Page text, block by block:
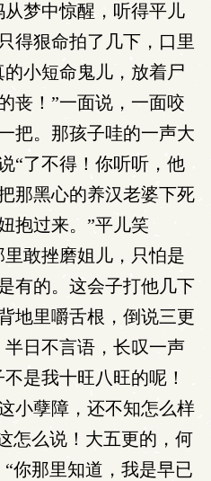
梦中惊醒，听得平儿
得狠命拍了几下，口里
小短命鬼儿，放着尸
丧！”一面说，一面咬
把。那孩子哇的一声大
“了不得！你听听，他
那黑心的养汉老婆下死
抱过来。”平儿笑
敢挫磨姐儿，只怕是
有的。这会子打他几下
地里嚼舌根，倒说三更
日不言语，长叹一声
是我十旺八旺的呢！
小孽障，还不知怎么样
怎么说！大五更的，何
你那里知道，我是早已